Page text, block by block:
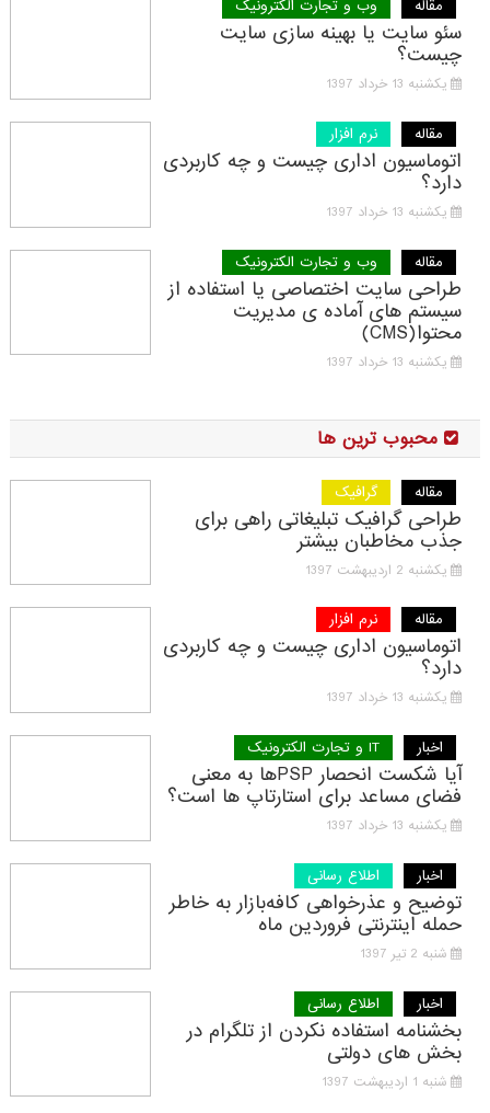
مقاله وب و تجارت الکترونیک
سئو سایت یا بهینه سازی سایت
چیست؟
یکشنبه 13 خرداد 1397
مقاله نرم افزار
اتوماسیون اداری چیست و چه کاربردی
دارد؟
یکشنبه 13 خرداد 1397
مقاله وب و تجارت الکترونیک
طراحی سایت اختصاصی یا استفاده از
سیستم های آماده ی مدیریت
محتوا(CMS)
یکشنبه 13 خرداد 1397
محبوب ترین ها
مقاله گرافیک
طراحی گرافیک تبلیغاتی راهی برای
جذب مخاطبان بیشتر
یکشنبه 2 اردیبهشت 1397
مقاله نرم افزار
اتوماسیون اداری چیست و چه کاربردی
دارد؟
یکشنبه 13 خرداد 1397
اخبار IT و تجارت الکترونیک
آیا شکست انحصار PSPها به معنی
فضای مساعد برای استارتاپ ها است؟
یکشنبه 13 خرداد 1397
اخبار اطلاع رسانی
توضیح و عذرخواهی کافه‌بازار به خاطر
حمله اینترنتی فروردین ماه
شنبه 2 تیر 1397
اخبار اطلاع رسانی
بخشنامه استفاده نکردن از تلگرام در
بخش های دولتی
شنبه 1 اردیبهشت 1397